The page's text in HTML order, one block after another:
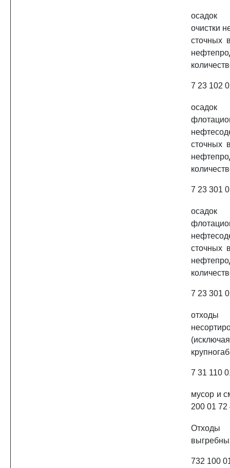
осадок
очистки
сточных
7 23 102
сточных
7 23 301
сточных
7 23 301
(исключая
7 31 110
мусор и
200 01 72
732 100